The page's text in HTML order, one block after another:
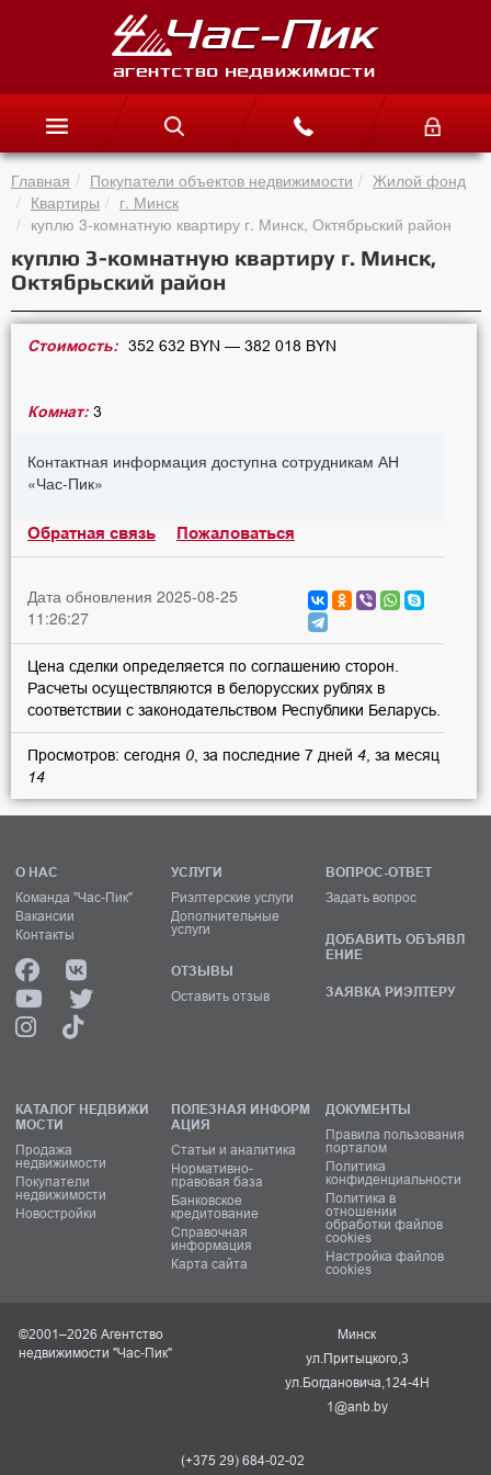
Главная Покупатели объектов недвижимости
Жилой фонд
Квартиры
г. Минск
куплю 3-комнатную квартиру г. Минск, Октябрьский район
куплю 3-комнатную квартиру г. Минск,
Октябрьский район
Стоимость: 352 632 BYN — 382 018 BYN
Комнат: 3
Контактная информация доступна сотрудникам АН
«Час-Пик»
Обратная связь Пожаловаться
Дата обновления 2025-08-25
11:26:27
Цена сделки определяется по соглашению сторон.
Расчеты осуществляются в белорусских рублях в
соответствии с законодательством Республики Беларусь.
Просмотров: сегодня 0 , за последние 7 дней 4 , за месяц
14
О НАС
Команда "Час-Пик"
Вакансии
Контакты
УСЛУГИ
Риэлтерские услуги
Дополнительные
услуги
ОТЗЫВЫ
Оставить отзыв
ВОПРОС-ОТВЕТ
Задать вопрос
ДОБАВИТЬ ОБЪЯВЛ
ЕНИЕ
ЗАЯВКА РИЭЛТЕРУ
КАТАЛОГ НЕДВИЖИ
МОСТИ
Продажа
недвижимости
Покупатели
недвижимости
Новостройки
ПОЛЕЗНАЯ ИНФОРМ
АЦИЯ
Статьи и аналитика
Нормативно-
правовая база
Банковское
кредитование
Справочная
информация
Карта сайта
ДОКУМЕНТЫ
Правила пользования
порталом
Политика
конфиденциальности
Политика в
отношении
обработки файлов
cookies
Настройка файлов
cookies
©2001–2026 Агентство
недвижимости "Час-Пик"
Минск
ул.Притыцкого,3
ул.Богдановича,124-4Н
1@anb.by
(+375 29) 684-02-02